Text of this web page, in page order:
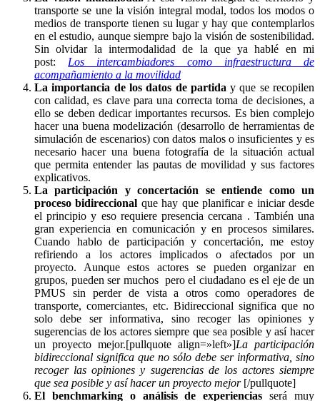
transporte se une la visión integral modal, todos los modos o
medios de transporte tienen su lugar y hay que contemplarlos
en el estudio, aunque siempre bajo la visión de sostenibilidad.
Sin olvidar la intermodalidad de la que ya hablé en mi
post: Los intercambiadores como infraestructura de
acompañamiento a la movilidad
La importancia de los datos de partida y que se recopilen
con calidad, es clave para una correcta toma de decisiones, a
ello se deben dedicar importantes recursos. Es bien complejo
hacer una buena modelización (desarrollo de herramientas de
simulación de escenarios) con datos malos o insuficientes y es
necesario hacer una buena fotografía de la situación actual
que permita entender las pautas de movilidad y sus factores
explicativos.
La participación y concertación se entiende como un
proceso bidireccional que hay que planificar e iniciar desde
el principio y eso requiere presencia cercana . También una
gran experiencia en comunicación y en procesos similares.
Cuando hablo de participación y concertación, me estoy
refiriendo a los actores implicados o afectados por un
proyecto. Aunque estos actores se pueden organizar en
grupos, pueden ser muchos pero el ciudadano es el eje de un
PMUS sin perder de vista a otros como operadores de
transporte, comerciantes, etc. Bidireccional significa que no
solo debe ser informativa, sino recoger las opiniones y
sugerencias de los actores siempre que sea posible y así hacer
un proyecto mejor.[pullquote align=»left»]La participación
bidireccional significa que no sólo debe ser informativa, sino
recoger las opiniones y sugerencias de los actores siempre
que sea posible y así hacer un proyecto mejor[/pullquote]
El benchmarking o análisis de experiencias será muy